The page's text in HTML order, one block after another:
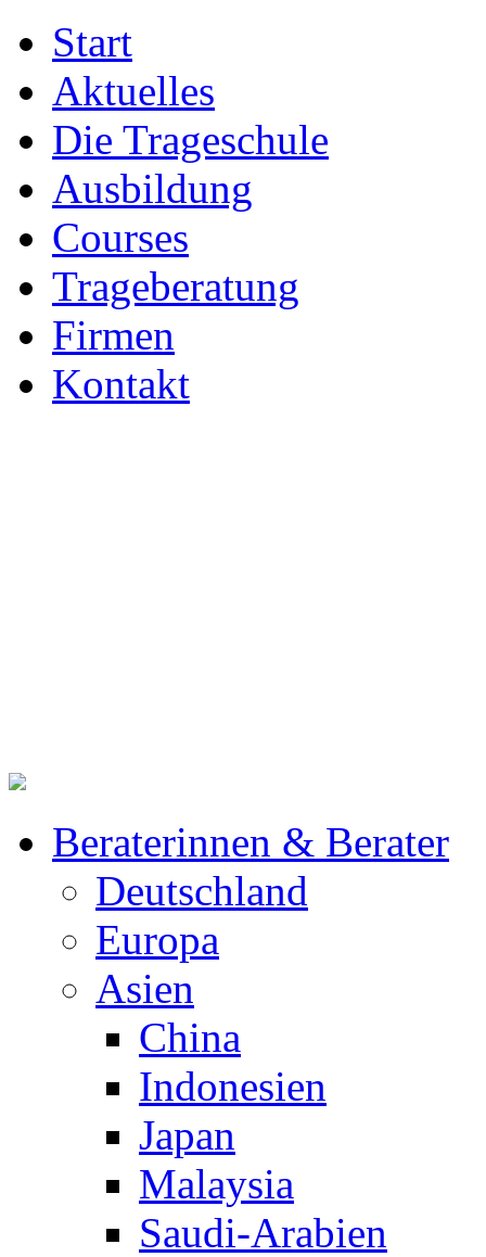
Start
Aktuelles
Die Trageschule
Ausbildung
Courses
Trageberatung
Firmen
Kontakt
Beraterinnen & Berater
Deutschland
Europa
Asien
China
Indonesien
Japan
Malaysia
Saudi-Arabien